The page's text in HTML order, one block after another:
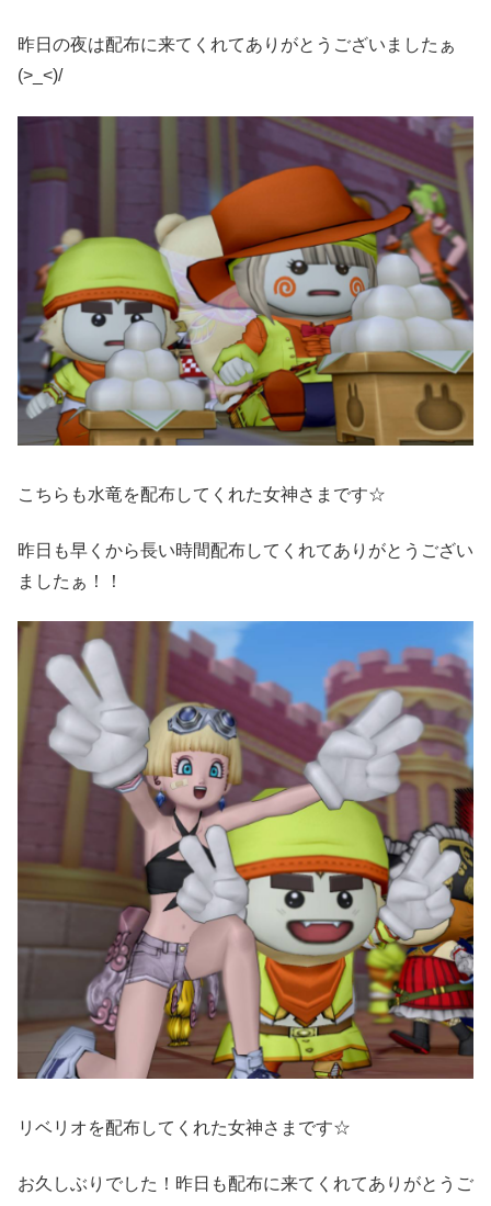
昨日の夜は配布に来てくれてありがとうございましたぁ
(>_<)/
こちらも水竜を配布してくれた女神さまです☆
昨日も早くから長い時間配布してくれてありがとうござい
ましたぁ！！
リベリオを配布してくれた女神さまです☆
お久しぶりでした！昨日も配布に来てくれてありがとうご